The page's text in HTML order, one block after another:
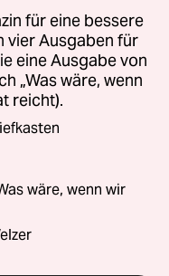
für eine bessere
vier Ausgaben für
eine Ausgabe von
„Was wäre, wenn
reicht).
wäre, wenn wir